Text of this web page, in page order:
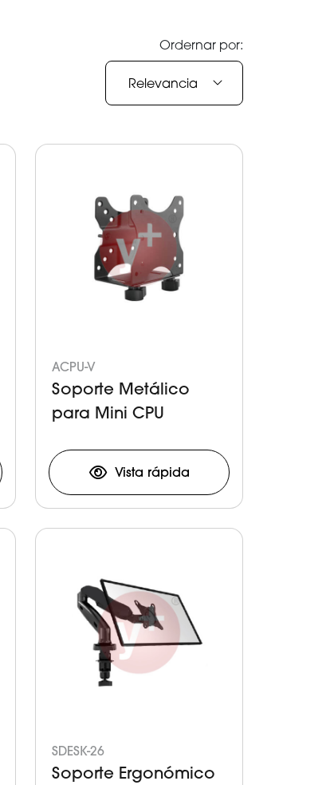
Ordernar por:
Relevancia
ACPU-V
Soporte Metálico
para Mini CPU
Vista rápida
SDESK-26
Soporte Ergonómico